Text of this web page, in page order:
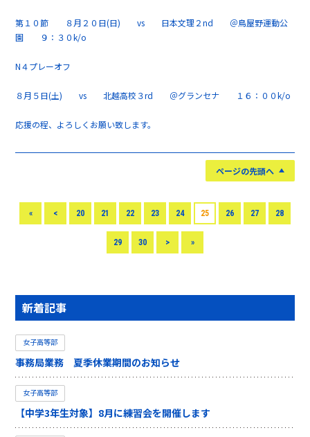
第１０節 ８月２０日(日) vs 日本文理２nd ＠鳥屋野運動公
園 ９：３０k/o
N４プレーオフ
８月５日(土) vs 北越高校３rd ＠グランセナ １６：００k/o
応援の程、よろしくお願い致します。
ページの先頭へ
« < 20 21 22 23 24 25 26 27 28
29 30 > »
新着記事
女子高等部
事務局業務 夏季休業期間のお知らせ
女子高等部
【中学3年生対象】8月に練習会を開催します